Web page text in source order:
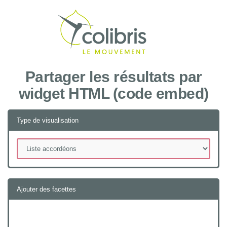
Partager les résultats par
widget HTML (code embed)
Type de visualisation
Ajouter des facettes